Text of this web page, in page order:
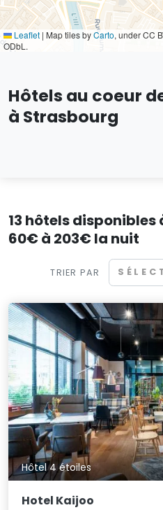
Leaflet | Map tiles byCarto, under CC
ODbL.
Hôtels au coeur
à Strasbourg
13 hôtels
60€ à 203€ la nuit
TRIER PAR
Hôtel 4 étoiles
Hotel Kaijoo